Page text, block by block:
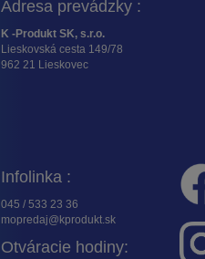
Adresa prevádzky :
K -Produkt SK, s.r.o.
Lieskovská cesta 149/78
962 21 Lieskovec
Infolinka :
045 / 533 23 36
mopredaj@kprodukt.sk
Otváracie hodiny: